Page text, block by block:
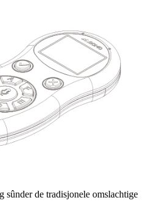
de tradisjonele omslachtige